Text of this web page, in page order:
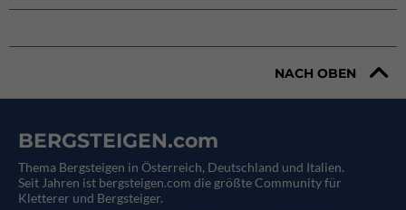
NACH OBEN
BERGSTEIGEN.com
Thema Bergsteigen in Österreich, Deutschland und Italien.
Seit Jahren ist bergsteigen.com die größte Community für
Kletterer und Bergsteiger.